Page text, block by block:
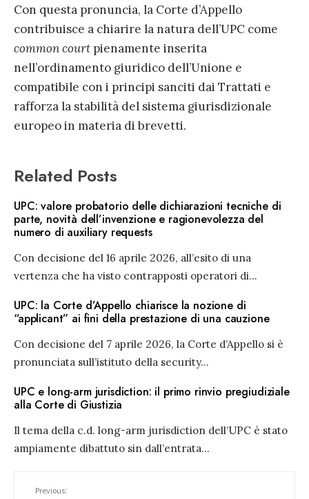
Con questa pronuncia, la Corte d’Appello
contribuisce a chiarire la natura dell’UPC come
common court pienamente inserita
nell’ordinamento giuridico dell’Unione e
compatibile con i principi sanciti dai Trattati e
rafforza la stabilità del sistema giurisdizionale
europeo in materia di brevetti.
Related Posts
UPC: valore probatorio delle dichiarazioni tecniche di
parte, novità dell’invenzione e ragionevolezza del
numero di auxiliary requests
Con decisione del 16 aprile 2026, all’esito di una
vertenza che ha visto contrapposti operatori di...
UPC: la Corte d’Appello chiarisce la nozione di
“applicant” ai fini della prestazione di una cauzione
Con decisione del 7 aprile 2026, la Corte d’Appello si è
pronunciata sull’istituto della security...
UPC e long-arm jurisdiction: il primo rinvio pregiudiziale
alla Corte di Giustizia
Il tema della c.d. long-arm jurisdiction dell’UPC è stato
ampiamente dibattuto sin dall’entrata...
Previous: